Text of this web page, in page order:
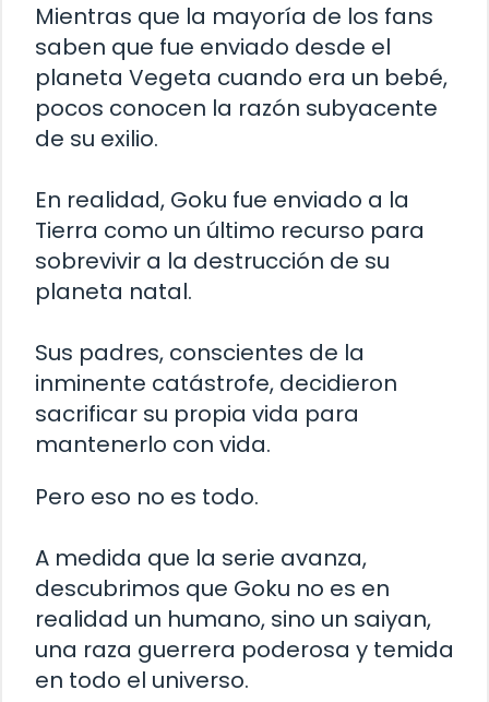
Mientras que la mayoría de los fans
saben que fue enviado desde el
planeta Vegeta cuando era un bebé,
pocos conocen la razón subyacente
de su exilio.
En realidad, Goku fue enviado a la
Tierra como un último recurso para
sobrevivir a la destrucción de su
planeta natal.
Sus padres, conscientes de la
inminente catástrofe, decidieron
sacrificar su propia vida para
mantenerlo con vida.
Pero eso no es todo.
A medida que la serie avanza,
descubrimos que Goku no es en
realidad un humano, sino un saiyan,
una raza guerrera poderosa y temida
en todo el universo.